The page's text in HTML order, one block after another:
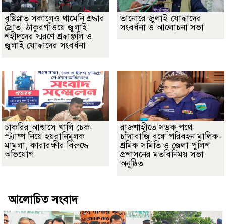
বৃষ্টিস্নাত সকালেও থামেনি শ্রদ্ধার
স্রোত, ঠাকুরগাঁওয়ে জুলাই
শহীদদের স্মরণে শ্রদ্ধাঞ্জলি ও
জুলাই যোদ্ধাদের সংবর্ধনা
তানোরে জুলাই যোদ্ধাদের
সংবর্ধনা ও আলোচনা সভা
চাকরির আশ্বাসে খালি চেক-
স্ট্যাম্প নিয়ে হয়রানিমূলক
মামলা, কারারক্ষীর বিরুদ্ধে
অভিযোগ
রাজশাহীতে সড়ক পথে
চাঁদাবাজি বন্ধে পরিবহন মালিক-
শ্রমিক সমিতি ও জেলা পুলিশ
প্রশাসনের মতবিনিময় সভা
অনুষ্ঠিত
আলোচিত সংবাদ